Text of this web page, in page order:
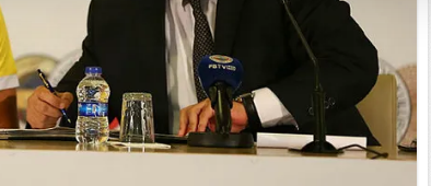
çerezler, sitemizin daha işlevsel kılınması ve
amaçlarıyla sınırlı olarak açık rızanız
yer alan panel vasıtasıyla belirleyebilirsiniz.
Metnimizi ziyaret edebilirsiniz.